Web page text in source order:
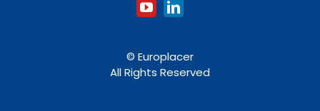
© Europlacer
All Rights Reserved